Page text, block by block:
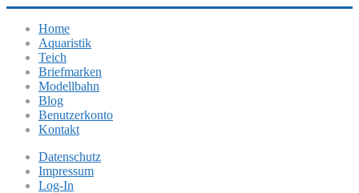
Home
Aquaristik
Teich
Briefmarken
Modellbahn
Blog
Benutzerkonto
Kontakt
Datenschutz
Impressum
Log-In